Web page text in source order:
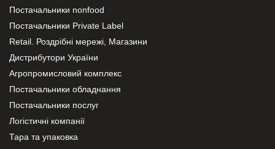
Постачальники nonfood
Постачальники Private Label
Retail. Роздрібні мережі, Магазини
Дистрибутори України
Агропромисловий комплекс
Постачальники обладнання
Постачальники послуг
Логістичні компанії
Тара та упаковка